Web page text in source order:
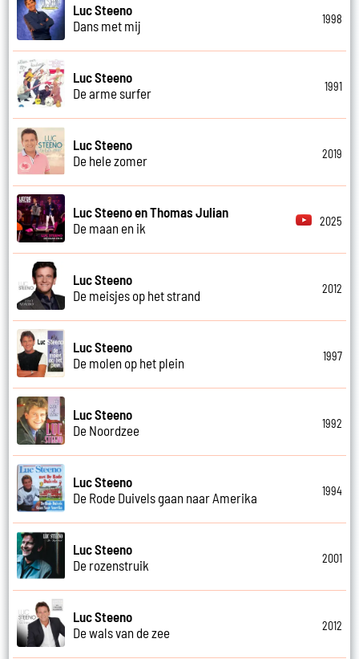
Luc Steeno
Dans met mij
1998
Luc Steeno
De arme surfer
1991
Luc Steeno
De hele zomer
2019
Luc Steeno en Thomas Julian
De maan en ik
2025
Luc Steeno
De meisjes op het strand
2012
Luc Steeno
De molen op het plein
1997
Luc Steeno
De Noordzee
1992
Luc Steeno
De Rode Duivels gaan naar Amerika
1994
Luc Steeno
De rozenstruik
2001
Luc Steeno
De wals van de zee
2012